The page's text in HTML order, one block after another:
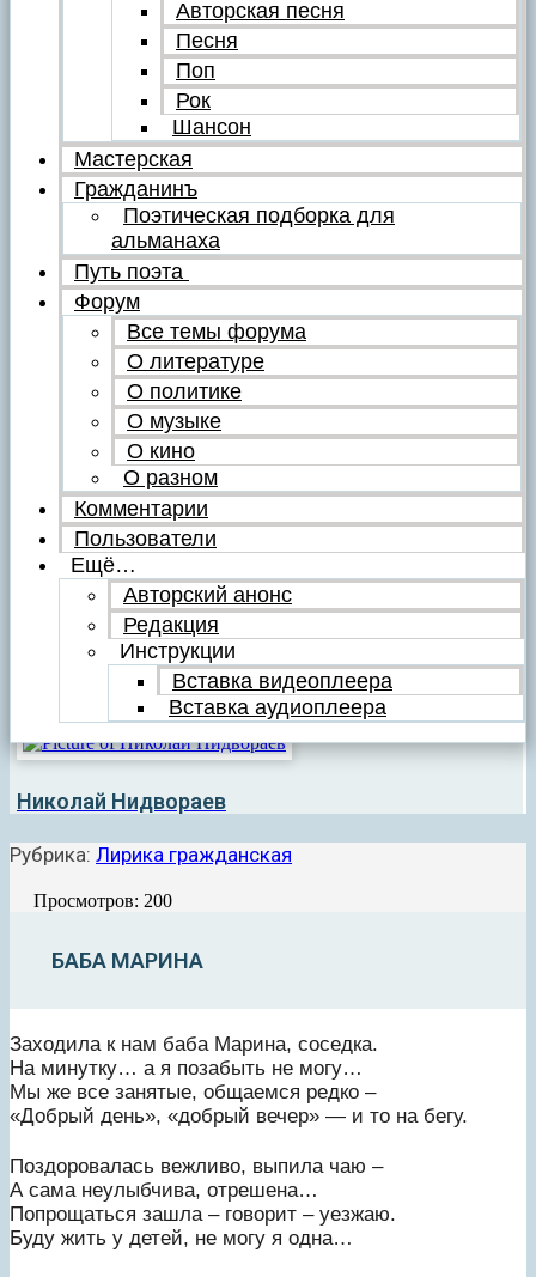
Авторская песня
Песня
Поп
Рок
Шансон
Мастерская
Гражданинъ
Поэтическая подборка для
альманаха
Путь поэта
Форум
Все темы форума
О литературе
О политике
О музыке
О кино
О разном
Комментарии
Пользователи
Ещё…
Авторский анонс
Редакция
Инструкции
Вставка видеоплеера
Вставка аудиоплеера
Николай Нидвораев
Рубрика: Лирика гражданская
Просмотров: 200
БАБА МАРИНА
Заходила к нам баба Марина, соседка.
На минутку… а я позабыть не могу…
Мы же все занятые, общаемся редко –
«Добрый день», «добрый вечер» — и то на бегу.
Поздоровалась вежливо, выпила чаю –
А сама неулыбчива, отрешена…
Попрощаться зашла – говорит – уезжаю.
Буду жить у детей, не могу я одна…